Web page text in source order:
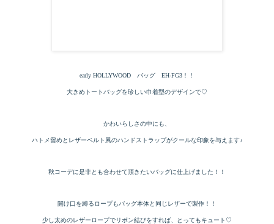
early HOLLYWOOD バッグ EH-FG3！！
大きめトートバッグを珍しい巾着型のデザインで♡
かわいらしさの中にも、
ハトメ留めとレザーベルト風のハンドストラップがクールな印象を与えます♪
秋コーデに是非とも合わせて頂きたいバッグに仕上げました！！
開け口を縛るロープもバッグ本体と同じレザーで製作！！
少し太めのレザーロープでリボン結びをすれば、とってもキュート♡